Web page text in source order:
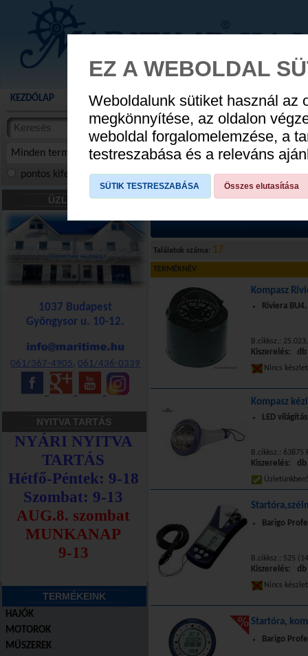
AUGUSZTUS
KEZDŐLAP AKCIÓS TERMÉKEK WEBÁRUHÁZ HÍREK
Minden termék
termékekben
cikkekben
pontos kifejezés összes szóra szóra, szótöredék
ÜZLETÜNK
1037 Budapest
Gyöngysor u. 10-12.
061/367-4905,061/436-0339
NYITVA TARTÁS
TERMÉKEINK
HAJÓK
MOTOROK
MŰSZEREK
MŰSZEREK»Kézi navigációs eszközök
Találatok száma: 17
TERMÉKNÉV
Kompasz
Riviera
B.cikksz.:
Kiszerelés: db
Nincs
Kompasz
LED
B.cikksz.: 63875
Kiszerelés: db
Barigo
B.cikksz.: 525
Kiszerelés: db
Nincs
Startóra,
Barigo
EZ A WEBOLDAL
Weboldalunk sütiket használ az
megkönnyítése, az oldalon
weboldal forgalomelemzése, a
testreszabása és a releváns
SÜTIK TESTRESZABÁSA Összes elutasítása